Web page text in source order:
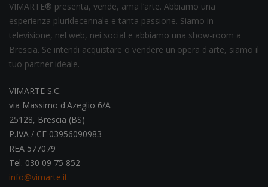
VIMARTE® presenta, vende, ama l’arte. Abbiamo una
esperienza pluridecennale e tanta passione. Siamo in
televisione, nel web, nei social e abbiamo una show-room a
Brescia. Se intendi acquistare o vendere un'opera d'arte, siamo il
tuo partner ideale.
VIMARTE S.C.
via Massimo d'Azeglio 6/A
25128, Brescia (BS)
P.IVA / CF 03956090983
REA 577079
Tel. 030 09 75 852
info@vimarte.it